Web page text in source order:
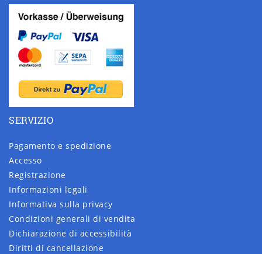
SERVIZIO
Pagamento e spedizione
Accesso
Registrazione
Informazioni legali
Informativa sulla privacy
Condizioni generali di vendita
Dichiarazione di accessibilità
Diritti di cancellazione